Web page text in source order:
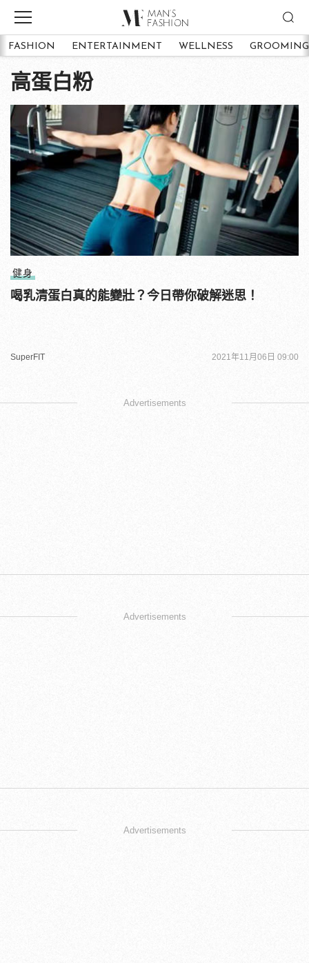
FASHION ENTERTAINMENT WELLNESS GROOMING
高蛋白粉
健身
喝乳清蛋白真的能變壯？今日帶你破解迷思！
SuperFIT 2021年11月06日 09:00
Advertisements
Advertisements
Advertisements